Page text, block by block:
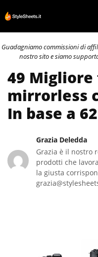
al
contenuto
Guadagniamo commissioni di
nostro sito e siamo
49
mirrorless
In base a
Grazia Deledda
Grazia è il nostro
prodotti che
la giusta